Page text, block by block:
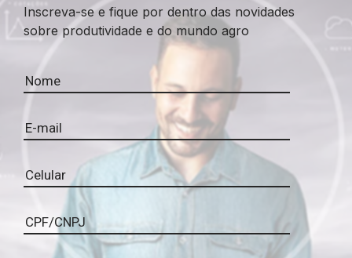
Inscreva-se e fique por dentro das novidades
sobre produtividade e do mundo agro